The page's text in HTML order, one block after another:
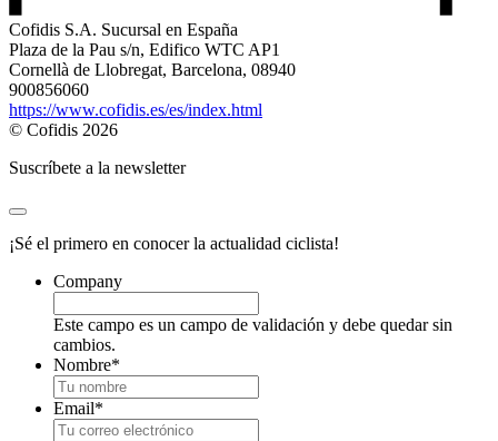
Cofidis S.A. Sucursal en España
Plaza de la Pau s/n, Edifico WTC AP1
Cornellà de Llobregat, Barcelona, 08940
900856060
https://www.cofidis.es/es/index.html
© Cofidis 2026
Suscríbete a la newsletter
¡Sé el primero en conocer la actualidad ciclista!
Company
Este campo es un campo de validación y debe quedar sin
cambios.
Nombre*
Email*